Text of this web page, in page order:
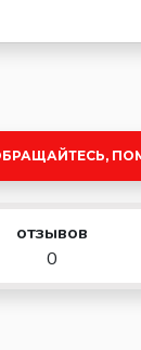
отзывов
0